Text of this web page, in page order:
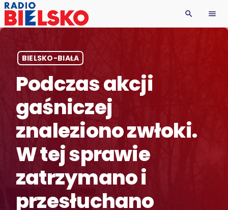
search menu
BIELSKO-BIAŁA
Podczas akcji
gaśniczej
znaleziono zwłoki.
W tej sprawie
zatrzymano i
przesłuchano